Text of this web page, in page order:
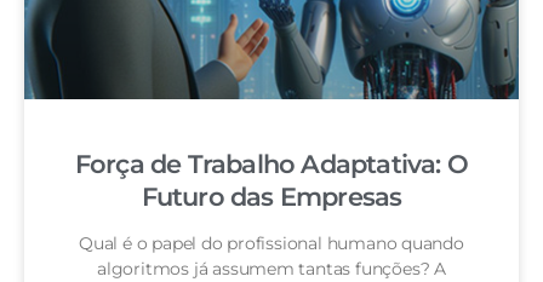
Força de Trabalho Adaptativa: O
Futuro das Empresas
Qual é o papel do profissional humano quando
algoritmos já assumem tantas funções? A